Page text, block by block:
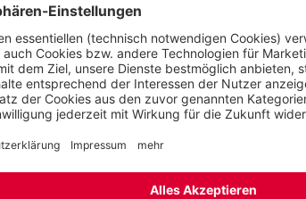
RETRO
SAFEGUARD